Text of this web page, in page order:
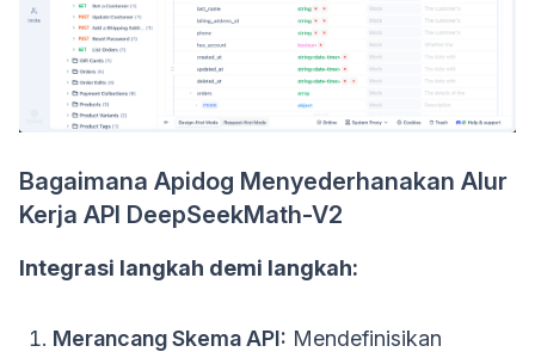
Bagaimana Apidog Menyederhanakan Alur
Kerja API DeepSeekMath-V2
Integrasi langkah demi langkah:
Merancang Skema API: Mendefinisikan